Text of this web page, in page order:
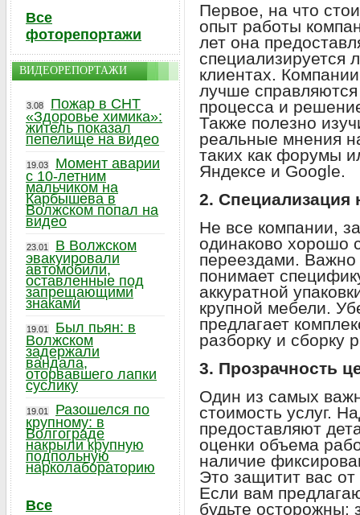
Первое, на что
опыт работы
лет она
специализируется
клиентах.
лучше справляются
процесса и
Также полезно
реальные мнения
таких как форумы
Яндексе и Google.
2. Специализация
Не все компании,
одинаково хорошо
переездами. Важно
понимает
аккуратной
крупной мебели.
предлагает
разборку и сборку
3. Прозрачность
Один из самых
стоимость услуг.
предоставляют
оценки объема
наличие
Это защитит вас
Если вам
будьте осторожны:
Все
фоторепортажи
ВИДЕОРЕПОРТАЖИ
3.08
Пожар в СНТ
«Здоровье химика»:
житель показал
пепелище на видео
19.03
Момент аварии
с 10-летним
мальчиком на
Карбышева в
Волжском попал на
видео
23.01
В Волжском
эвакуировали
автомобили,
оставленные под
запрещающими
знаками
19.01
Был пьян: в
Волжском
задержали
вандала,
оторвавшего лапки
суслику
19.01
Разошелся по
крупному: в
Волгограде
накрыли крупную
подпольную
нарколабораторию
Все